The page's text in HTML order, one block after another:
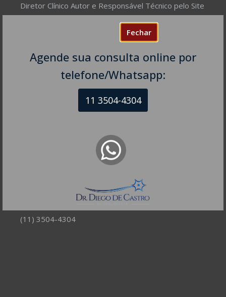
Fechar
Agende sua consulta online por
telefone/Whatsapp:
11 3504-4304
Diretor Clínico Autor e Responsável Técnico pelo Site
– Mantenedor.
Prover Soluções cada vez mais
completas de forma facilitada para a gestão da saúde
e o bem-estar das pessoas, com excelência,
humanidade e sustentabilidade. Destinado ao
público em geral.
R. Itapeva, 518 - sala 1301
(11) 3504-4304